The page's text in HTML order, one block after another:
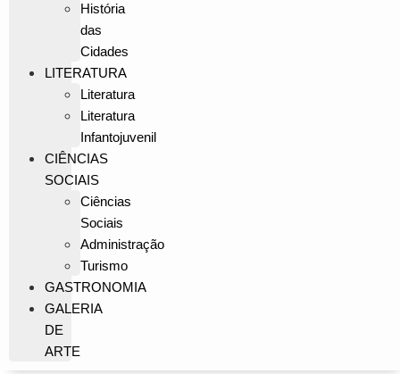
História
das
Cidades
LITERATURA
Literatura
Literatura
Infantojuvenil
CIÊNCIAS
SOCIAIS
Ciências
Sociais
Administração
Turismo
GASTRONOMIA
GALERIA
DE
ARTE